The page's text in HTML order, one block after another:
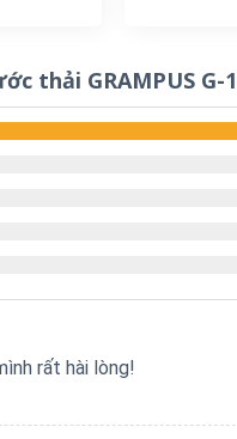
thải GRAMPUS G-
rất hài lòng!